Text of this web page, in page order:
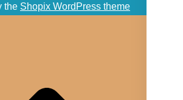
the Shopix WordPress theme